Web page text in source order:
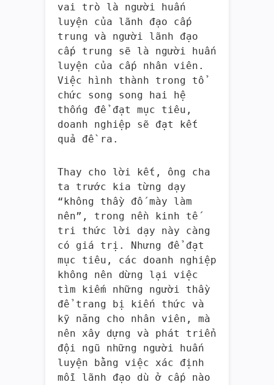
vai trò là người huấn
luyện của lãnh đạo cấp
trung và người lãnh đạo
cấp trung sẽ là người huấn
luyện của cấp nhân viên.
Việc hình thành trong tổ
chức song song hai hệ
thống để đạt mục tiêu,
doanh nghiệp sẽ đạt kết
quả đề ra.
Thay cho lời kết, ông cha
ta trước kia từng dạy
“không thầy đố mày làm
nên”, trong nền kinh tế
tri thức lời dạy này càng
có giá trị. Nhưng để đạt
mục tiêu, các doanh nghiệp
không nên dừng lại việc
tìm kiếm những người thầy
để trang bị kiến thức và
kỹ năng cho nhân viên, mà
nên xây dựng và phát triển
đội ngũ những người huấn
luyện bằng việc xác định
mỗi lãnh đạo dù ở cấp nào